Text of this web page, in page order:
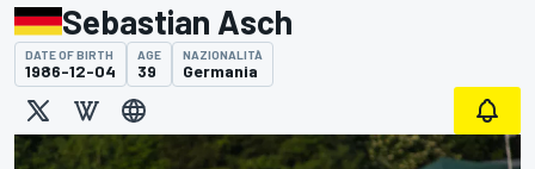
Sebastian Asch
DATE OF BIRTH
1986-12-04
AGE
39
NAZIONALITÀ
Germania